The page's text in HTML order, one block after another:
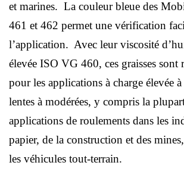
et marines. La couleur bleue des
461 et 462 permet une vérification
l’application. Avec leur viscosité
élevée ISO VG 460, ces graisses sont
pour les applications à charge élevée à
lentes à modérées, y compris la
applications de roulements dans les
papier, de la construction et des
les véhicules tout-terrain.